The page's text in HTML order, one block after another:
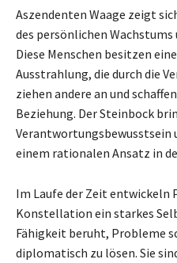
Aszendenten Waage zeigt
des persönlichen
Diese Menschen besitzen
Ausstrahlung, die durch die
ziehen andere an und
Beziehung. Der Steinbock
Verantwortungsbewusstsein
einem rationalen Ansatz in
Im Laufe der Zeit entwickeln
Konstellation ein starkes
Fähigkeit beruht, Probleme
diplomatisch zu lösen. Sie